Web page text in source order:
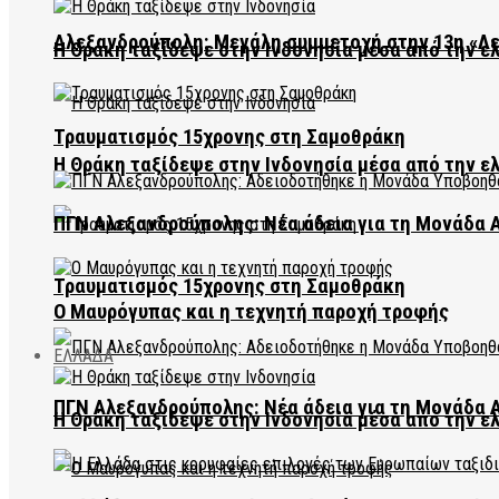
Αλεξανδρούπολη: Μεγάλη συμμετοχή στην 13η
Η Θράκη ταξίδεψε στην Ινδονησία μέσα από την
Τραυματισμός 15χρονης στη Σαμοθράκη
ΠΓΝ Αλεξανδρούπολης: Νέα άδεια για τη Μονάδα
Η Θράκη ταξίδεψε στην Ινδονησία μέσα από την
Τραυματισμός 15χρονης στη Σαμοθράκη
ΠΓΝ Αλεξανδρούπολης: Νέα άδεια για τη Μονάδα
Ο Μαυρόγυπας και η τεχνητή παροχή τροφής
ΕΛΛΑΔΑ
Η Θράκη ταξίδεψε στην Ινδονησία μέσα από την